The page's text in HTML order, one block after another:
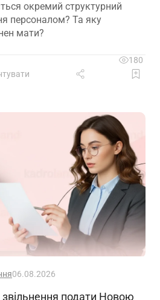
окремий структурний
персоналом? Та яку
мати?
180
06.08.2026
подати Новою